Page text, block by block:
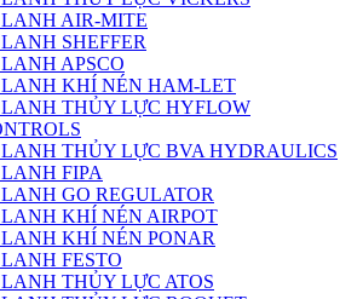
AIR-MITE
SHEFFER
APSCO
KHÍ NÉN HAM-LET
THỦY LỰC HYFLOW
THỦY LỰC BVA HYDRAULICS
FIPA
GO REGULATOR
KHÍ NÉN AIRPOT
KHÍ NÉN PONAR
FESTO
THỦY LỰC ATOS